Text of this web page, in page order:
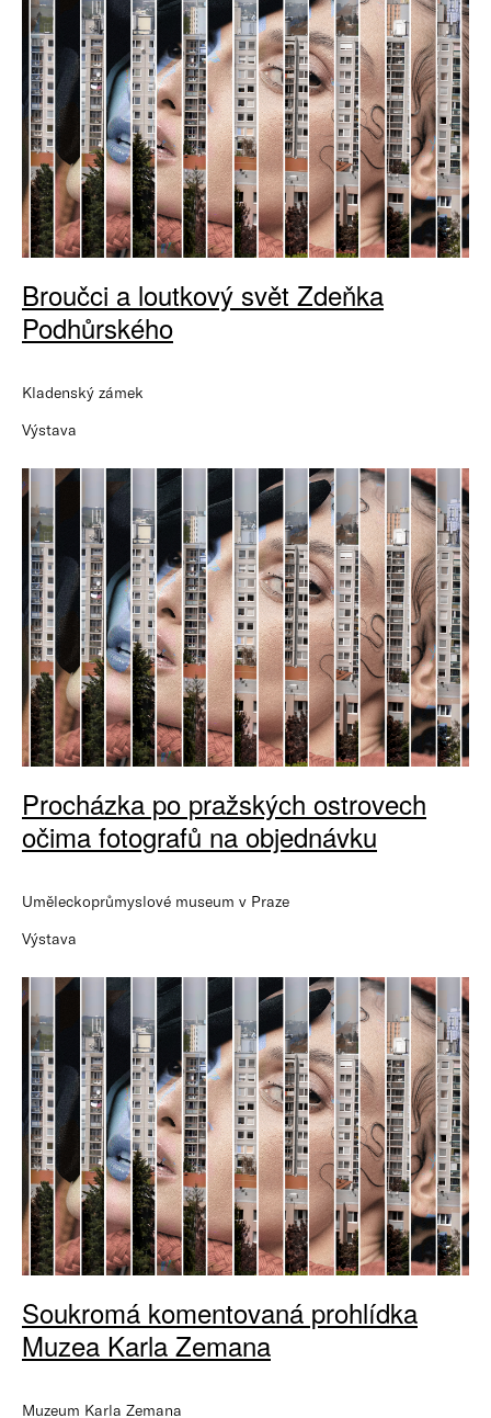
Broučci a loutkový svět Zdeňka
Podhůrského
Kladenský zámek
Výstava
Procházka po pražských ostrovech
očima fotografů na objednávku
Uměleckoprůmyslové museum v Praze
Výstava
Soukromá komentovaná prohlídka
Muzea Karla Zemana
Muzeum Karla Zemana